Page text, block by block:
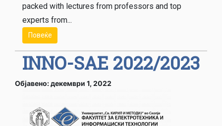
packed with lectures from professors and top
experts from...
Повеќе
INNO-SAE 2022/2023
Објавено: декември 1, 2022